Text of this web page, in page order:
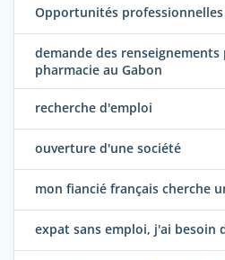
Opportunités
demande des
pharmacie au Gabon
recherche d'emploi
ouverture d'une société
mon fiancié français cherche
expat sans emploi, j'ai besoin